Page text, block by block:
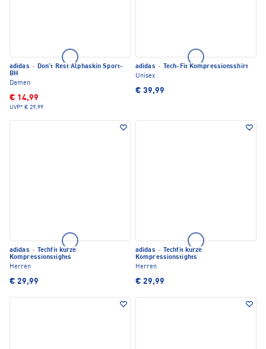
adidas · Don't Rest Alphaskin Sport-
BH
Damen
€ 14,99
UVP* € 29,99
adidas ·
Tech-Fit Kompressionsshirt
Unisex
€ 39,99
adidas ·
Techfit kurze
Kompressionstights
Herren
€ 29,99
adidas ·
Techfit kurze
Kompressionstights
Herren
€ 29,99